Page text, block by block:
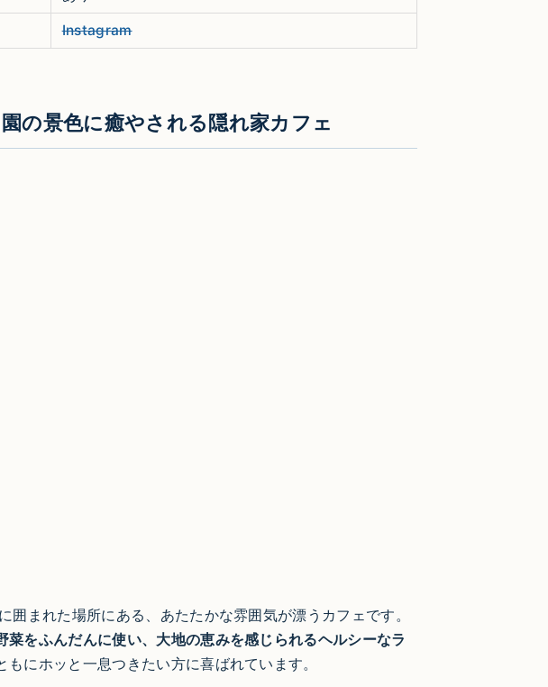
Instagram
の景色に癒やされる隠れ家カフェ
まれた場所にある、あたたかな雰囲気が漂うカフェです。
菜をふんだんに使い、大地の恵みを感じられるヘルシーなラ
にホッと一息つきたい方に喜ばれています。